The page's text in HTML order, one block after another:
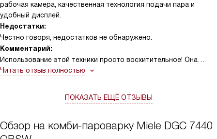
рабочая камера, качественная технология подачи пара и
удобный дисплей.
Недостатки:
Честно говоря, недостатков не обнаружено.
Комментарий:
Использование этой техники просто восхитительное! Она
стала настоящим помощником на кухне. Особенно порадовала
влажности для комби-приготовления. Это позволяет
приготовить блюда с идеальной текстурой и вкусом. Помню,
Читать отзыв полностью
ПОКАЗАТЬ ЕЩЁ ОТЗЫВЫ
Обзор на комби-пароварку Miele DGC 7440